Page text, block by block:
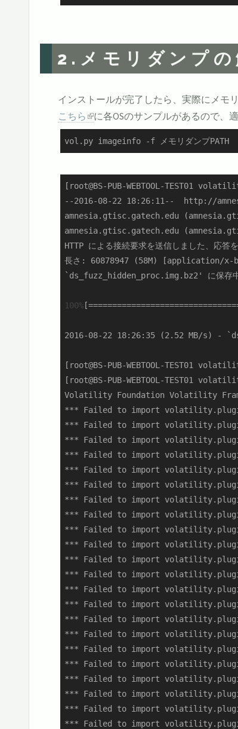
2.メモリダンプの
インストールが完了したら、実際にメモ
こちら
に各OSのサンプルがあるので、
vol.py imageinfo -f メモリダンプPATH
[root@BS-PUB-WEBTOOL-TEST01
--2016-08-22 18:26:11--  http://
amnesia.gtisc.gatech.edu
amnesia.gtisc.gatech.edu
HTTP による接続要求を送信しました、応
長さ: 60878947 (58M) [application/x-
100%
2016-08-22 18:26:35 (2.52 MB/s) -
[root@BS-PUB-WEBTOOL-TEST01
[root@BS-PUB-WEBTOOL-TEST01
Volatility Foundation Volatility
*** Failed to import
*** Failed to import
*** Failed to import
*** Failed to import
*** Failed to import
*** Failed to import
*** Failed to import
*** Failed to import
*** Failed to import
*** Failed to import
*** Failed to import
*** Failed to import
*** Failed to import
*** Failed to import
*** Failed to import
*** Failed to import
*** Failed to import
*** Failed to import
*** Failed to import
*** Failed to import
*** Failed to import
*** Failed to import